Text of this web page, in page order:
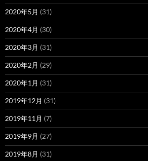
2020年5月 (31)
2020年4月 (30)
2020年3月 (31)
2020年2月 (29)
2020年1月 (31)
2019年12月 (31)
2019年11月 (7)
2019年9月 (27)
2019年8月 (31)